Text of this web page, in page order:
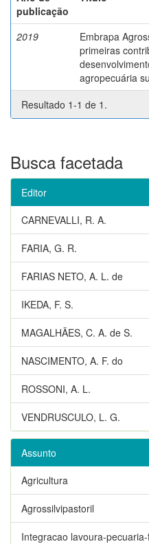
publicação
2019
Embrapa
primeiras
agropecuária
Resultado 1-1 de 1.
Busca facetada
Editor
CARNEVALLI, R. A.
FARIA, G. R.
FARIAS NETO, A. L. de
IKEDA, F. S.
MAGALHÃES, C. A. de S.
NASCIMENTO, A. F. do
ROSSONI, A. L.
VENDRUSCULO, L. G.
Assunto
Agricultura
Agrossilvipastoril
Integracao lavoura-